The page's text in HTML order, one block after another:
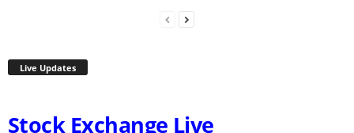
Live Updates
Stock Exchange Live